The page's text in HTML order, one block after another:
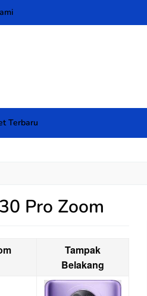
Terbaru
Pro Zoom
Tampak
Belakang